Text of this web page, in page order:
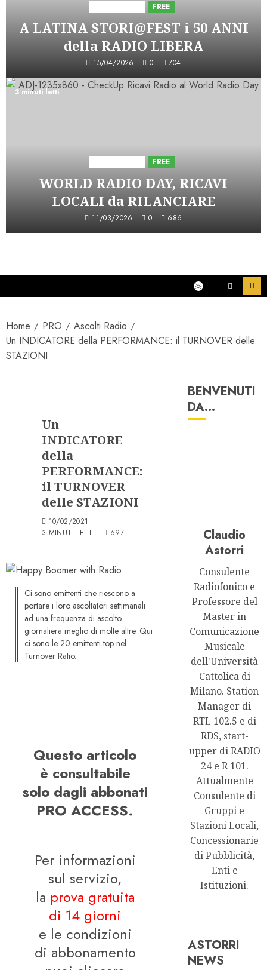
FREE
A LATINA STORI@FEST i 50 ANNI
della RADIO LIBERA
15/04/2026 0 704
3 minuti letti
FREE
WORLD RADIO DAY, RICAVI
LOCALI da RILANCIARE
11/03/2026 0 686
Home PRO
Ascolti Radio
Un INDICATORE della PERFORMANCE: il TURNOVER delle
STAZIONI
Un
INDICATORE
della
PERFORMANCE:
il TURNOVER
delle STAZIONI
10/02/2021
3 MINUTI LETTI
697
Ci sono emittenti che riescono a
portare i loro ascoltatori settimanali
ad una frequenza di ascolto
giornaliera meglio di molte altre. Qui
ci sono le 20 emittenti top nel
Turnover Ratio.
Questo articolo
è consultabile
solo dagli abbonati
PRO ACCESS.
Per informazioni
sul servizio,
la prova gratuita
di 14 giorni
e le condizioni
di abbonamento
BENVENUTI
DA…
Claudio
Astorri
Consulente
Radiofonico e
Professore del
Master in
Comunicazione
Musicale
dell'Università
Cattolica di
Milano. Station
Manager di
RTL 102.5 e di
RDS, start-
upper di RADIO
24 e R 101.
Attualmente
Consulente di
Gruppi e
Stazioni Locali,
Concessionarie
di Pubblicità,
Enti e
Istituzioni.
ASTORRI
NEWSAstorri News